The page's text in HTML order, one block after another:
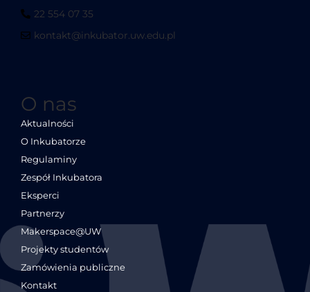
22 554 07 35
kontakt@inkubator.uw.edu.pl
O nas
Aktualności
O Inkubatorze
Regulaminy
Zespół Inkubatora
Eksperci
Partnerzy
Makerspace@UW
Projekty studentów
Zamówienia publiczne
Kontakt